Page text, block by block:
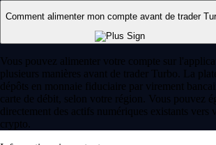
Learn more
Memecoins : définition, exemples et tout ce qu'il
Nés de blagues virales et propulsés vers des
milliards, les memecoins se sont imposés comme
les plus marquants de l'univers crypto.
fonctionnent, pourquoi ils comptent et comment
Learn more